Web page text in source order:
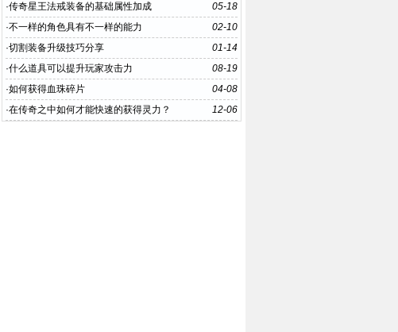
05-18
·传奇星王法戒装备的基础属性加成
02-10
·不一样的角色具有不一样的能力
01-14
·切割装备升级技巧分享
08-19
·什么道具可以提升玩家攻击力
04-08
·如何获得血珠碎片
12-06
·在传奇之中如何才能快速的获得灵力？